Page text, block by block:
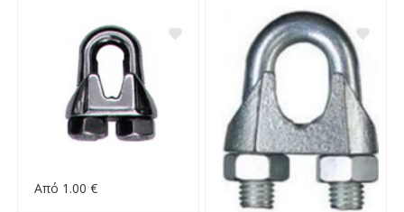
Από 1.00 €